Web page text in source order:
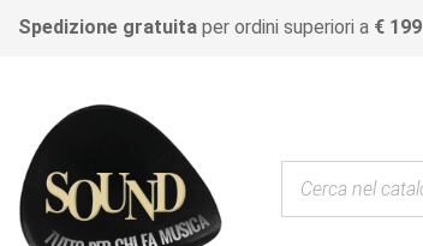
Spedizione gratuita per ordini superiori a € 199